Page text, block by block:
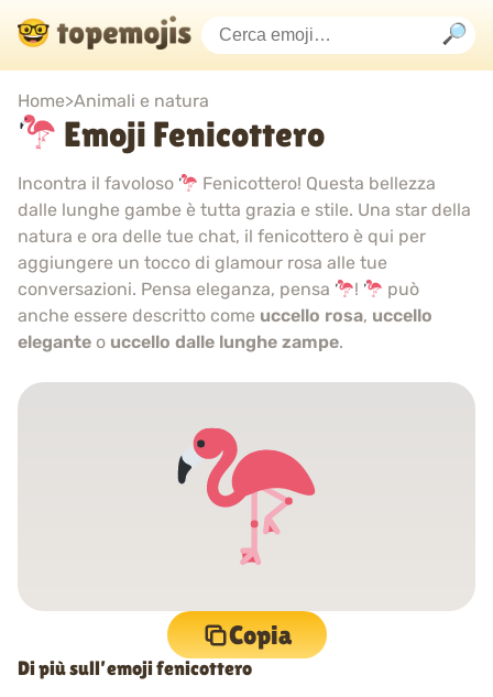
Home>Animali e natura
Emoji Fenicottero
Incontra il favoloso
Fenicottero! Questa bellezza
dalle lunghe gambe è tutta grazia e stile. Una star della
natura e ora delle tue chat, il fenicottero è qui per
aggiungere un tocco di glamour rosa alle tue
conversazioni. Pensa eleganza, pensa
!
può
anche essere descritto come uccello rosa, uccello
elegante o uccello dalle lunghe zampe.
Copia
Di più sull’emoji fenicottero